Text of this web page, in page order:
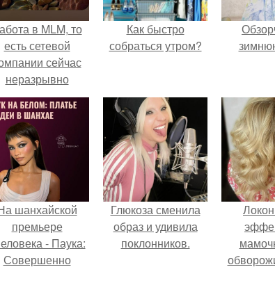
в MLM, то
есть сетевой
сейчас
неразрывно
с создание
контента,
страницы в
соц сетях.
Как быстро
собраться утром?
шанхайской
премьере
- Паука:
Совершенно
Глюкоза сменила
образ и удивила
поклонников.